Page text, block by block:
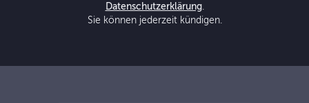
Datenschutzerklärung.
Sie können jederzeit kündigen.